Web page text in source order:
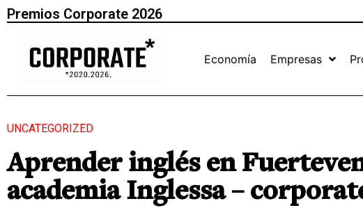
Premios Corporate 2026
Economía Empresas
UNCATEGORIZED
Aprender inglés en
academia Inglessa –